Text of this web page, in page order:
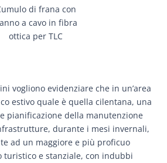
di frana con
a cavo in fibra
ottica per TLC
vogliono evidenziare che in un’area
estivo quale è quella cilentana, una
pianificazione della manutenzione
durante i mesi invernali,
ad un maggiore e più proficuo
turistico e stanziale, con indubbi